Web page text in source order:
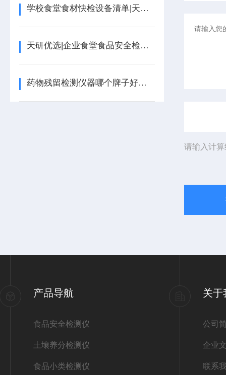
学校食堂食材快检设备清单|天研食品安全快检设备
天研优选|企业食堂食品安全检测设备有哪些
药物残留检测仪器哪个牌子好推荐天研药物残留检测仪器
请输入计
产品导航
食品安全检测仪
土壤养分检测仪
食品小类检测仪
关于
公司
企业
联系